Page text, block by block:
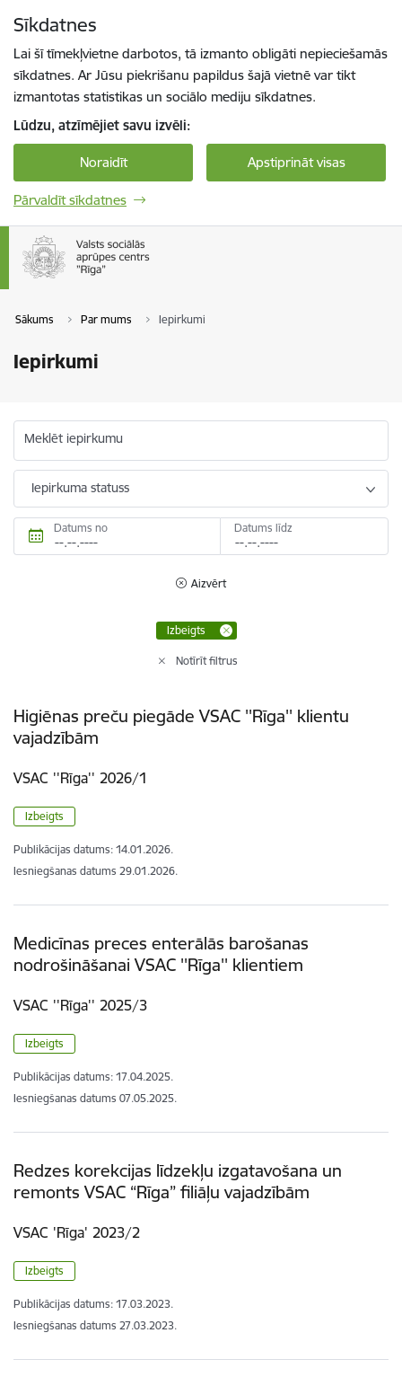
Sīkdatnes
Lai šī tīmekļvietne darbotos, tā izmanto obligāti nepieciešamās
sīkdatnes. Ar Jūsu piekrišanu papildus šajā vietnē var tikt
izmantotas statistikas un sociālo mediju sīkdatnes.
Lūdzu, atzīmējiet savu izvēli:
Noraidīt Apstiprināt visas
Pārvaldīt sīkdatnes
Sākums Par mums Iepirkumi
Iepirkumi
Meklēt iepirkumu
Iepirkuma statuss
Datums no Datums līdz
Aizvērt
Izbeigts
Notīrīt filtrus
Higiēnas preču piegāde VSAC ''Rīga'' klientu
vajadzībām
VSAC ''Rīga'' 2026/1
Izbeigts
Publikācijas datums: 14.01.2026.
Iesniegšanas datums 29.01.2026.
Medicīnas preces enterālās barošanas
nodrošināšanai VSAC ''Rīga'' klientiem
VSAC ''Rīga'' 2025/3
Izbeigts
Publikācijas datums: 17.04.2025.
Iesniegšanas datums 07.05.2025.
Redzes korekcijas līdzekļu izgatavošana un
remonts VSAC “Rīga” filiāļu vajadzībām
VSAC 'Rīga' 2023/2
Izbeigts
Publikācijas datums: 17.03.2023.
Iesniegšanas datums 27.03.2023.